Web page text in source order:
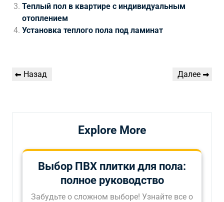
Теплый пол в квартире с индивидуальным
отоплением
Установка теплого пола под ламинат
Навигация
Предыдущая
Назад
Следующая
Далее
Explore More
Выбор ПВХ плитки для пола:
полное руководство
Забудьте о сложном выборе! Узнайте все о